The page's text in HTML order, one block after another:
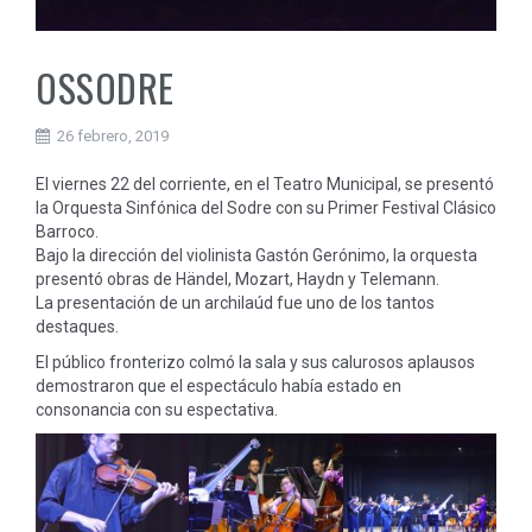
OSSODRE
26 febrero, 2019
El viernes 22 del corriente, en el Teatro Municipal, se presentó
la Orquesta Sinfónica del Sodre con su Primer Festival Clásico
Barroco.
Bajo la dirección del violinista Gastón Gerónimo, la orquesta
presentó obras de Händel, Mozart, Haydn y Telemann.
La presentación de un archilaúd fue uno de los tantos
destaques.
El público fronterizo colmó la sala y sus calurosos aplausos
demostraron que el espectáculo había estado en
consonancia con su espectativa.